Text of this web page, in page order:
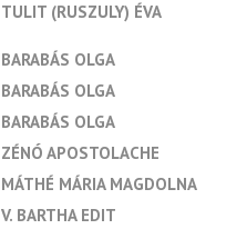
TULIT (RUSZULY) ÉVA
BARABÁS OLGA
BARABÁS OLGA
BARABÁS OLGA
ZÉNÓ APOSTOLACHE
MÁTHÉ MÁRIA MAGDOLNA
V. BARTHA EDIT